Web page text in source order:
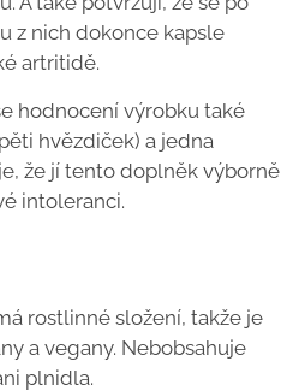
z nich dokonce kapsle
artritidě.
hodnocení výrobku také
hvězdiček) a jedna
že jí tento doplněk výborně
intoleranci.
rostlinné složení, takže je
a vegany. Nebobsahuje
plnidla.